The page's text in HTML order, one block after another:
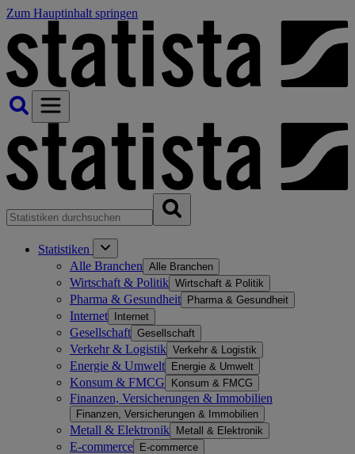
Zum Hauptinhalt springen
Statistiken
Alle Branchen Alle Branchen
Wirtschaft & Politik Wirtschaft & Politik
Pharma & Gesundheit Pharma & Gesundheit
Internet Internet
Gesellschaft Gesellschaft
Verkehr & Logistik Verkehr & Logistik
Energie & Umwelt Energie & Umwelt
Konsum & FMCG Konsum & FMCG
Finanzen, Versicherungen & Immobilien
Finanzen, Versicherungen & Immobilien
Metall & Elektronik Metall & Elektronik
E-commerce E-commerce